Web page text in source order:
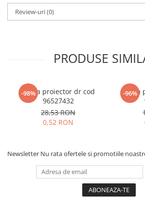
Review-uri(0)
PRODUSE
-98%
Rama proiector dr cod
96527432
28,53 RON
0,52 RON
-96%
Rama
Newsletter Nu rata ofertele si promotiile